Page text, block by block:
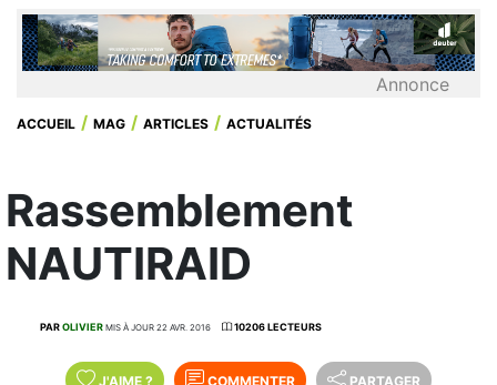
Annonce
ACCUEIL MAG ARTICLES ACTUALITÉS
Rassemblement
NAUTIRAID
PAROLIVIER MIS À JOUR 22 AVR. 2016 10206 LECTEURS
J'AIME ? COMMENTER PARTAGER